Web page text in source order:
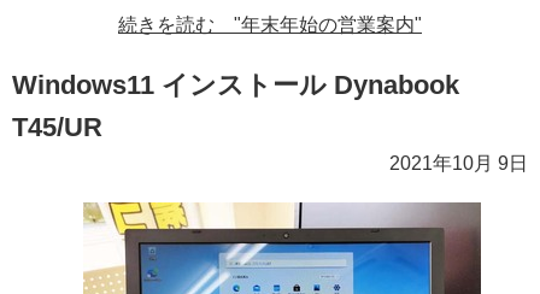
続きを読む "年末年始の営業案内"
Windows11 インストール Dynabook
T45/UR
2021年10月 9日